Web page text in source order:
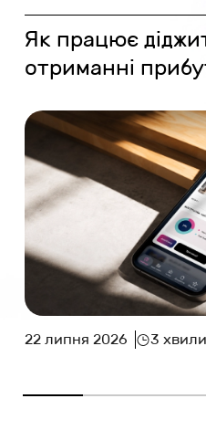
Як працює
отриманні
22 липня 2026 3